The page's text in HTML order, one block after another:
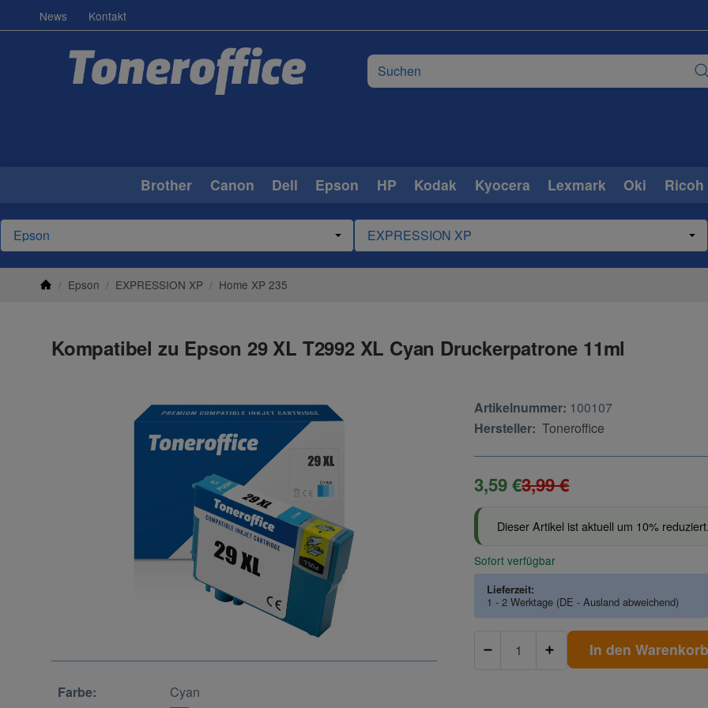
News Kontakt
Brother Canon Dell Epson HP Kodak Kyocera Lexmark Oki Ricoh
/ Epson / EXPRESSION XP / Home XP 235
Kompatibel zu Epson 29 XL T2992 XL Cyan Druckerpatrone 11ml
Farbe: Cyan
Artikelnummer: 100107
Hersteller: Toneroffice
3,59 €3,99 €
Dieser Artikel ist aktuell um 10%
Sofort verfügbar
Lieferzeit:
1 - 2 Werktage (DE - Ausland abweichend)
In den